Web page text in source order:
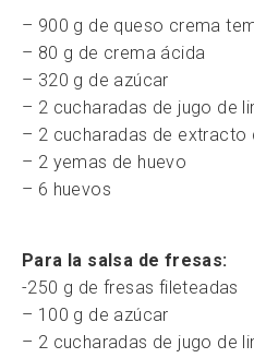
– 900 g de queso crema
– 80 g de crema ácida
– 320 g de azúcar
– 2 cucharadas de jugo de
– 2 cucharadas de extracto
– 2 yemas de huevo
– 6 huevos
Para la salsa de fresas:
-250 g de fresas fileteadas
– 100 g de azúcar
– 2 cucharadas de jugo de